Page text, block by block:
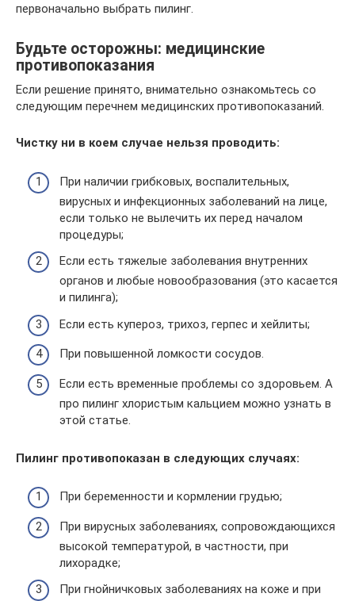
первоначально выбрать пилинг.
Будьте осторожны: медицинские
противопоказания
Если решение принято, внимательно ознакомьтесь со
следующим перечнем медицинских противопоказаний.
Чистку ни в коем случае нельзя проводить:
При наличии грибковых, воспалительных,
вирусных и инфекционных заболеваний на лице,
если только не вылечить их перед началом
процедуры;
Если есть тяжелые заболевания внутренних
органов и любые новообразования (это касается
и пилинга);
Если есть купероз, трихоз, герпес и хейлиты;
При повышенной ломкости сосудов.
Если есть временные проблемы со здоровьем. А
про пилинг хлористым кальцием можно узнать в
этой статье.
Пилинг противопоказан в следующих случаях:
При беременности и кормлении грудью;
При вирусных заболеваниях, сопровождающихся
высокой температурой, в частности, при
лихорадке;
При гнойничковых заболеваниях на коже и при